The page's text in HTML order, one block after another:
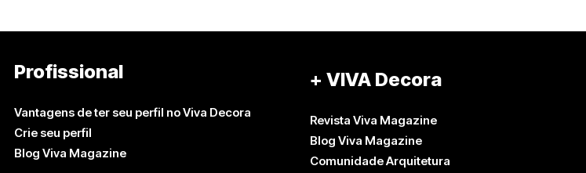
Profissional
Vantagens de ter seu perfil no Viva Decora
Crie seu perfil
Blog Viva Magazine
+ VIVA Decora
Revista Viva Magazine
Blog Viva Magazine
Comunidade Arquitetura